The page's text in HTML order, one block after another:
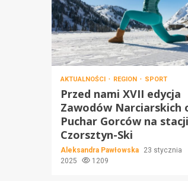
AKTUALNOŚCI REGION SPORT
Przed nami XVII edycja
Zawodów Narciarskich
Puchar Gorców na stacji
Czorsztyn-Ski
Aleksandra Pawłowska
23 stycznia
2025
1209